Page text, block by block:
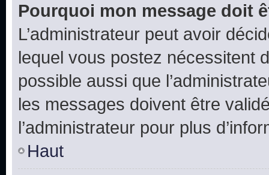
Pourquoi mon message doit
L’administrateur peut avoir
lequel vous postez nécessitent
possible aussi que
les messages doivent être
l’administrateur pour plus
Haut